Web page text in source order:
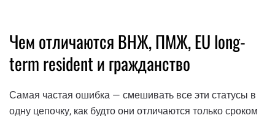
Чем отличаются ВНЖ, ПМЖ, EU long-
term resident и гражданство
Самая частая ошибка — смешивать все эти статусы в
одну цепочку, как будто они отличаются только сроком